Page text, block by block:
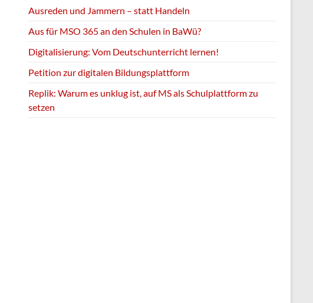
Ausreden und Jammern – statt Handeln
Aus für MSO 365 an den Schulen in BaWü?
Digitalisierung: Vom Deutschunterricht lernen!
Petition zur digitalen Bildungsplattform
Replik: Warum es unklug ist, auf MS als Schulplattform zu
setzen